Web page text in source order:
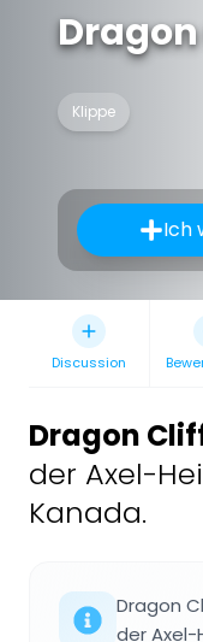
Klippe
Ich
Discussion
Dragon
der Axel-
Kanada.
Dragon
der Axel-